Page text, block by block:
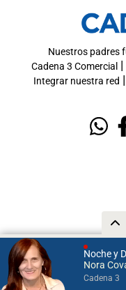
Noche y
Nora
Cadena 3
Nuestros padres
Cadena 3 Comercial |
Integrar nuestra red |